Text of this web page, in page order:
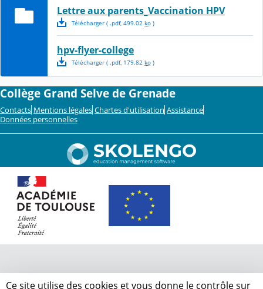
Lettre aux parents_Vaccination HPV
Télécharger( .pdf, 499.02 ko)
hpv-flyer-college
Télécharger( .pdf, 179.82 ko)
Collège Grand Selve de Grenade
Contacts Mentions légales Chartes d'utilisation Assistance
Données personnelles
Ce site utilise des cookies et vous donne le contrôle sur